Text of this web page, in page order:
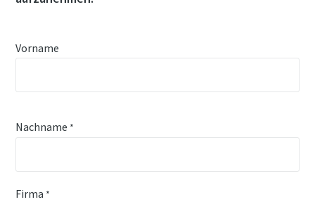
Vorname
Nachname *
Firma *